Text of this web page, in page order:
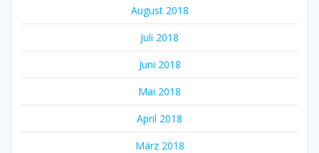
August 2018
Juli 2018
Juni 2018
Mai 2018
April 2018
März 2018